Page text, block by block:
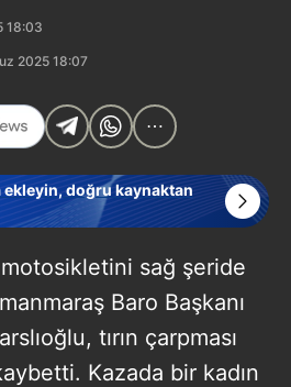
18:03
2025 18:07
ekleyin, doğru kaynaktan
motosikletini sağ şeride
Baro Başkanı
tırın çarpması
Kazada bir kadın